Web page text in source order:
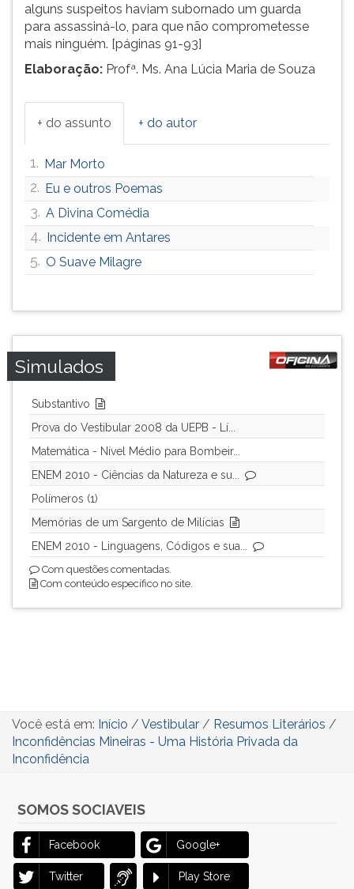
alguns suspeitos haviam subornado um guarda
para assassiná-lo, para que não comprometesse
mais ninguém. [páginas 91-93]
Elaboração: Profª. Ms. Ana Lúcia Maria de Souza
+ do assunto + do autor
1. Mar Morto
2. Eu e outros Poemas
3. A Divina Comédia
4. Incidente em Antares
5. O Suave Milagre
Simulados
Substantivo
Prova do Vestibular 2008 da UEPB - Lí...
Matemática - Nível Médio para Bombeir...
ENEM 2010 - Ciências da Natureza e su...
Polímeros (1)
Memórias de um Sargento de Milícias
ENEM 2010 - Linguagens, Códigos e sua...
Com questões comentadas.
Com conteúdo específico no site.
Você está em: Início / Vestibular / Resumos Literários /
Inconfidências Mineiras - Uma História Privada da
Inconfidência
SOMOS SOCIAVEIS
Facebook Google+
Twitter Play Store